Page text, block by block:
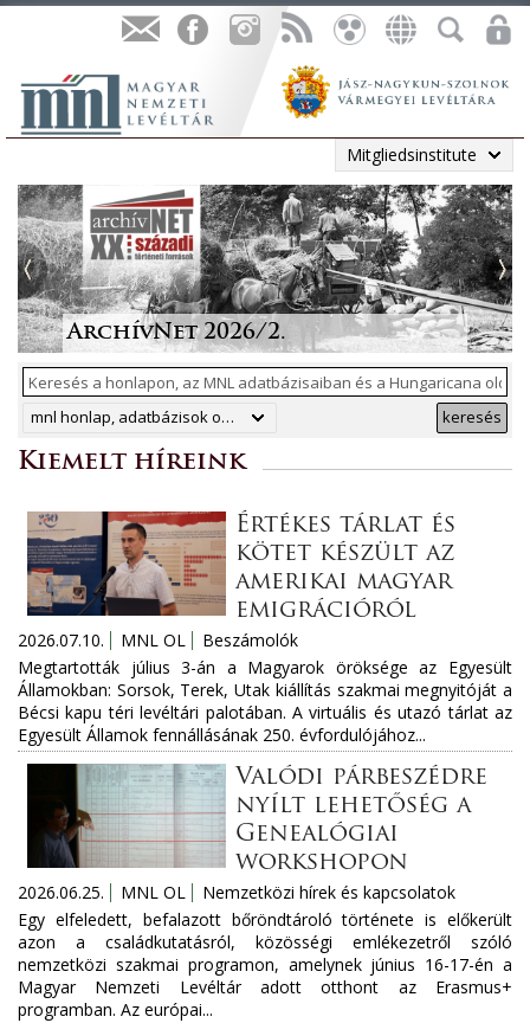
Mitgliedsinstitute
Irodalmi folyóiratok helyzete
1986-ban
Megjelent a Levéltári
Közlemények 2025. évi száma
„Lapidáris emlékek” a levéltári
anyagban
ArchívNet 2026/2.
Tájékoztatás a Pest vármegyei
állami anyakönyvi
másodpéldányok online
közzétételéről
mnl honlap, adatbázisok online, hungaricana keresés
Kiemelt híreink
Értékes tárlat és
kötet készült az
amerikai magyar
emigrációról
2026.07.10. MNL OL
Beszámolók
Megtartották július 3-án a Magyarok öröksége az Egyesült
Államokban: Sorsok, Terek, Utak kiállítás szakmai megnyitóját a
Bécsi kapu téri levéltári palotában. A virtuális és utazó tárlat az
Egyesült Államok fennállásának 250. évfordulójához...
Valódi párbeszédre
nyílt lehetőség a
Genealógiai
workshopon
2026.06.25. MNL OL
Nemzetközi hírek és kapcsolatok
Egy elfeledett, befalazott bőröndtároló története is előkerült
azon a családkutatásról, közösségi emlékezetről szóló
nemzetközi szakmai programon, amelynek június 16-17-én a
Magyar Nemzeti Levéltár adott otthont az Erasmus+
programban. Az európai...